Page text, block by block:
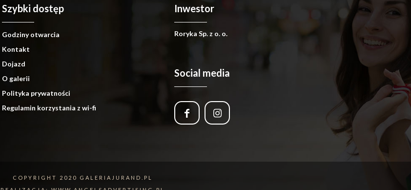
Szybki dostęp
Godziny otwarcia
Kontakt
Dojazd
O galerii
Polityka prywatności
Regulamin korzystania z wi-fi
Inwestor
Roryka Sp. z o. o.
Social media
COPYRIGHT 2020 GALERIAJURAND.PL